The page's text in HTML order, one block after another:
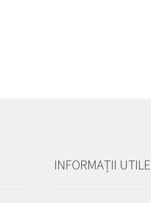
INFORMAȚII UTILE